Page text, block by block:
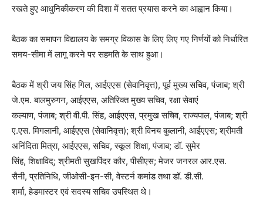
रखते हुए आधुनिकीकरण की दिशा में सतत प्रयास करने का आह्वान किया।
बैठक का समापन विद्यालय के समग्र विकास के लिए लिए गए निर्णयों को निर्धारित
समय-सीमा में लागू करने पर सहमति के साथ हुआ।
बैठक में श्री जय सिंह गिल, आईएएस (सेवानिवृत्त), पूर्व मुख्य सचिव, पंजाब; श्री
जे.एम. बालमुरुगन, आईएएस, अतिरिक्त मुख्य सचिव, रक्षा सेवाएं
कल्याण, पंजाब; श्री वी.पी. सिंह, आईएएस, प्रमुख सचिव, राज्यपाल, पंजाब; श्री
ए.एस. मिगलानी, आईएएस (सेवानिवृत्त); श्री विनय बुब्लानी, आईएएस; श्रीमती
अनिंदिता मित्रा, आईएएस, सचिव, स्कूल शिक्षा, पंजाब; डॉ. सुमेर
सिंह, शिक्षाविद्; श्रीमती सुखपिंदर कौर, पीसीएस; मेजर जनरल आर.एस.
सैनी, प्रतिनिधि, जीओसी-इन-सी, वेस्टर्न कमांड तथा डॉ. डी.सी.
शर्मा, हेडमास्टर एवं सदस्य सचिव उपस्थित थे।